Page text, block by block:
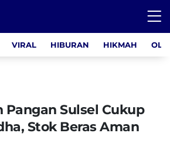
VIRAL HIBURAN HIKMAH
Pangan Sulsel Cukup
Stok Beras Aman